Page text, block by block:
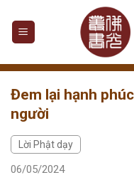
content
Đem lại hạnh
người
Lời Phật dạy
06/05/2024